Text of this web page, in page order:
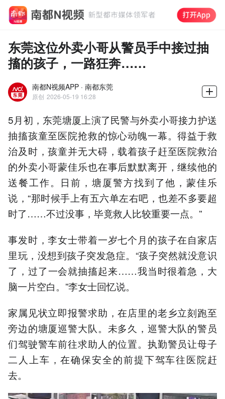
东莞这位外卖小哥从警员手中接过抽
搐的孩子，一路狂奔……
南都N视频APP · 南都东莞
原创 2026-05-19 16:28
5月初，东莞塘厦上演了民警与外卖小哥接力护送
抽搐孩童至医院抢救的惊心动魄一幕。得益于救
治及时，孩童并无大碍，载着孩子赶至医院救治
的外卖小哥蒙佳乐也在事后默默离开，继续他的
送餐工作。日前，塘厦警方找到了他，蒙佳乐
说，“那时候手上有五六单左右吧，也差不多要超
时了……不过没事，毕竟救人比较重要一点。”
事发时，李女士带着一岁七个月的孩子在自家店
里玩，没想到孩子突发急症。“孩子突然就没意识
了，过了一会就抽搐起来……我当时很着急，大
脑一片空白。”李女士回忆说。
家属见状立即报警求助，在店里的老乡立刻跑至
旁边的塘厦巡警大队。未多久，巡警大队的警员
们驾驶警车前往求助人的位置。执勤警员让母子
二人上车，在确保安全的前提下驾车往医院赶
去。